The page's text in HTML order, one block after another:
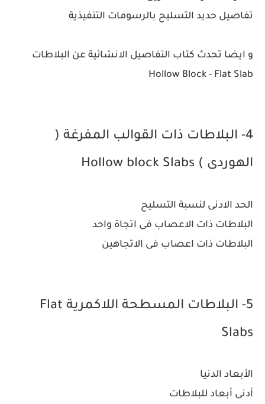
تفاصيل حديد التسليح بالرسومات التنفيذية
و ايضا تحدث كتاب التفاصيل الانشائية عن البلاطات
Hollow Block - Flat Slab
4- البلاطات ذات القوالب المفرغة (
الهوردى ) Hollow block Slabs
الحد الادنى لنسبة التسليح
البلاطات ذات الاعصاب فى اتجاة واحد
البلاطات ذات اعصاب فى الاتجاهين
5- البلاطات المسطحة اللاكمرية Flat
Slabs
الأبعاد الدنيا
أدنى أبعاد للبلاطات